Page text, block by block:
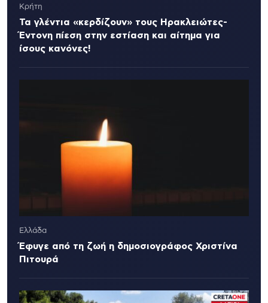
Κρήτη
Τα γλέντια «κερδίζουν» τους Ηρακλειώτες-
Έντονη πίεση στην εστίαση και αίτημα για
ίσους κανόνες!
Ελλάδα
Έφυγε από τη ζωή η δημοσιογράφος Χριστίνα
Πιτουρά